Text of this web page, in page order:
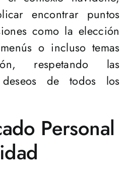
encontrar puntos
como la elección
o incluso temas
respetando las
de todos los
Personal